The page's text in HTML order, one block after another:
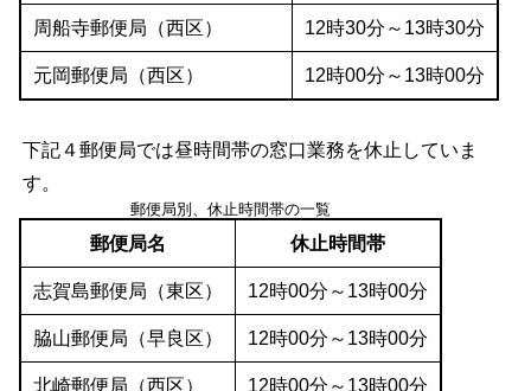
周船寺郵便局（西区） 12時30分～13時30分
元岡郵便局（西区） 12時00分～13時00分
下記４郵便局では昼時間帯の窓口業務を休止していま
す。
郵便局別、休止時間帯の一覧
郵便局名 休止時間帯
志賀島郵便局（東区） 12時00分～13時00分
脇山郵便局（早良区） 12時00分～13時00分
北崎郵便局（西区） 12時00分～13時00分